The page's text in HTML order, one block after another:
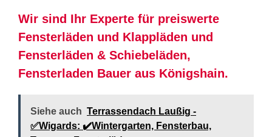
Wir sind Ihr Experte für preiswerte
Fensterläden und Klappläden und
Fensterläden & Schiebeläden,
Fensterladen Bauer aus Königshain.
Siehe auch Terrassendach Laußig -
✅Wigards: ✔️Wintergarten, Fensterbau,